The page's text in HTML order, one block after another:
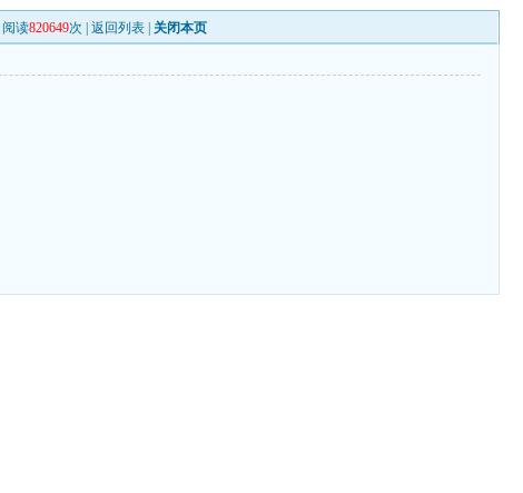
阅读820649次 |返回列表 关闭本页